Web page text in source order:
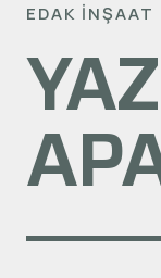
EDAK İNŞAAT